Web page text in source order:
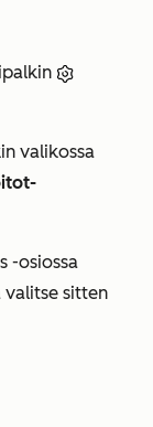
valikossa
-osiossa
sitten